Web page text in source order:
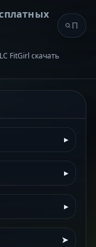
FitGirl скачать
▸
▸
▸
➤